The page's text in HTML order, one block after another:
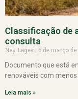
Classificação de
consulta
Ney Lages
6 de março de
Documento que está
renováveis com
Leia mais »